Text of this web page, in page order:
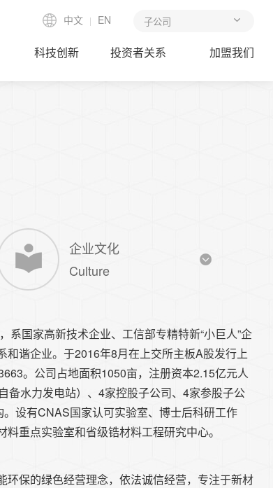
中文 | EN
科技创新 投资者关系 加盟我们
企业文化
Culture
系国家高新技术企业、工信部专精特新“小巨人”企
和谐企业。于2016年8月在上交所主板A股发行上
。公司占地面积1050亩，注册资本2.15亿元人
备水力发电站）、4家控股子公司、4家参股子公
设有CNAS国家认可实验室、博士后科研工作
重点实验室和省级锆材料工程研究中心。
环保的绿色经营理念，依法诚信经营，专注于新材